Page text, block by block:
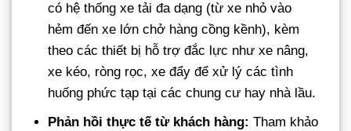
có hệ thống xe tải đa dạng (từ xe nhỏ vào
hẻm đến xe lớn chở hàng cồng kềnh), kèm
theo các thiết bị hỗ trợ đắc lực như xe nâng,
xe kéo, ròng rọc, xe đẩy để xử lý các tình
huống phức tạp tại các chung cư hay nhà lầu.
Phản hồi thực tế từ khách hàng: Tham khảo